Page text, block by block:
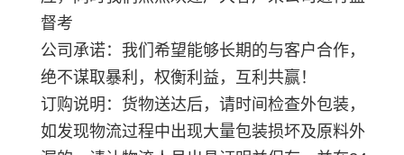
督考
公司承诺：我们希望能够长期的与客户合作，
绝不谋取暴利，权衡利益，互利共赢！
订购说明：货物送达后，请时间检查外包装，
如发现物流过程中出现大量包装损坏及原料外